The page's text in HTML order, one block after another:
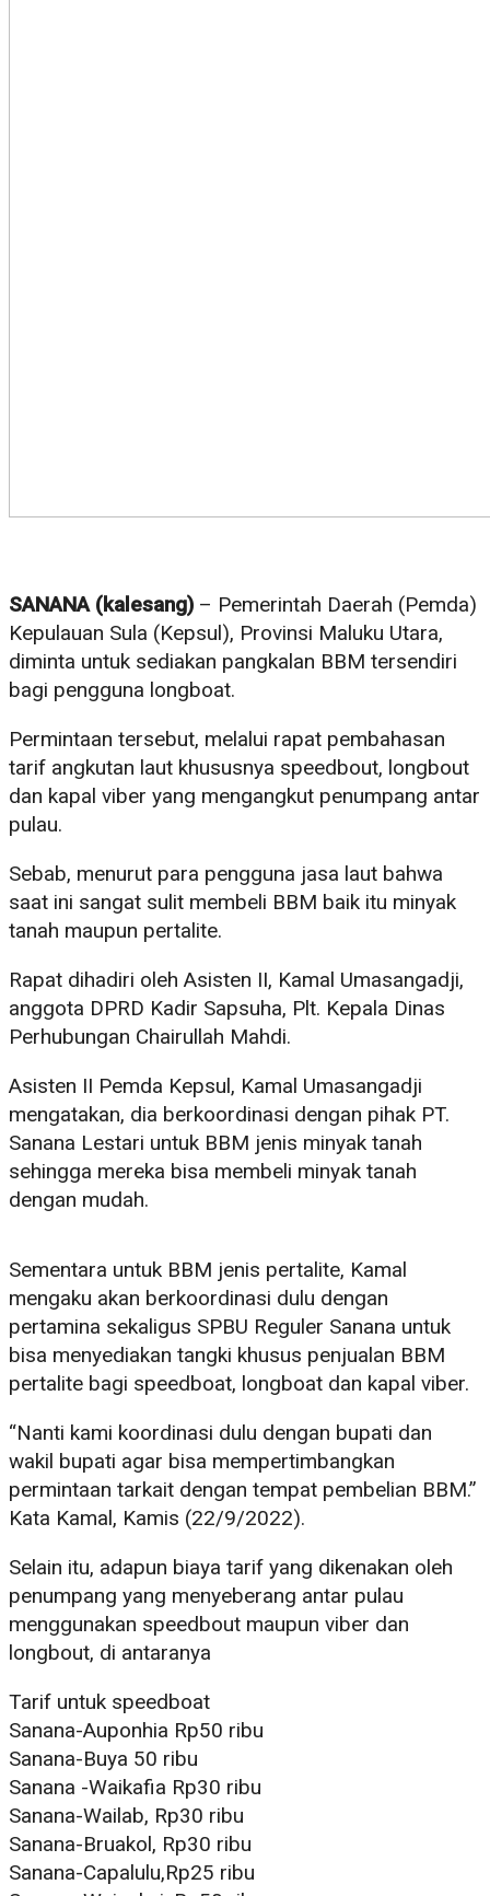
SANANA (kalesang) – Pemerintah Daerah (Pemda)
Kepulauan Sula (Kepsul), Provinsi Maluku Utara,
diminta untuk sediakan pangkalan BBM tersendiri
bagi pengguna longboat.
Permintaan tersebut, melalui rapat pembahasan
tarif angkutan laut khususnya speedbout, longbout
dan kapal viber yang mengangkut penumpang antar
pulau.
Sebab, menurut para pengguna jasa laut bahwa
saat ini sangat sulit membeli BBM baik itu minyak
tanah maupun pertalite.
Rapat dihadiri oleh Asisten II, Kamal Umasangadji,
anggota DPRD Kadir Sapsuha, Plt. Kepala Dinas
Perhubungan Chairullah Mahdi.
Asisten II Pemda Kepsul, Kamal Umasangadji
mengatakan, dia berkoordinasi dengan pihak PT.
Sanana Lestari untuk BBM jenis minyak tanah
sehingga mereka bisa membeli minyak tanah
dengan mudah.
Sementara untuk BBM jenis pertalite, Kamal
mengaku akan berkoordinasi dulu dengan
pertamina sekaligus SPBU Reguler Sanana untuk
bisa menyediakan tangki khusus penjualan BBM
pertalite bagi speedboat, longboat dan kapal viber.
“Nanti kami koordinasi dulu dengan bupati dan
wakil bupati agar bisa mempertimbangkan
permintaan tarkait dengan tempat pembelian BBM.”
Kata Kamal, Kamis (22/9/2022).
Selain itu, adapun biaya tarif yang dikenakan oleh
penumpang yang menyeberang antar pulau
menggunakan speedbout maupun viber dan
longbout, di antaranya
Tarif untuk speedboat
Sanana-Auponhia Rp50 ribu
Sanana-Buya 50 ribu
Sanana -Waikafia Rp30 ribu
Sanana-Wailab, Rp30 ribu
Sanana-Bruakol, Rp30 ribu
Sanana-Capalulu,Rp25 ribu